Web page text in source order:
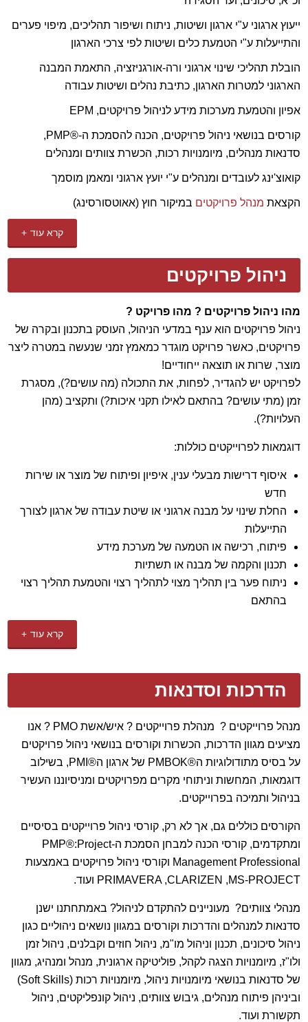
P.M. Team Ltd נבחרה לספק
פרויקטים, עבור פרויקטי תשתיות בדרום הארץ של השותפות
אלמור חשמל ואינטר אלקטריק.
בתאריך ה18/02/19 P.M. Team Ltd סיימה בהצלחה מחזור נוסף
של הקורס הציבורי:"ניהול פרויקטים מתקדם והכנה למבחן
ה®PMP
", להכשרת מנהלי פרויקטים, כמו גם שיפור מיומנויות
P.M. Team Ltd מספקת שירותי ייעוץ לגוף ה PMO
של חברת
Siemensישראל ומבצעת "תפירה" של מתודולוגיות ניהול
טכנית בניהול פרויקטים ב MS Project Server וכן
פיתוח
P.M. Team Ltd סיימה בהצלחה מחזור נוסף של הקורס
הציבורי:"
שיטות מתקדמות לניהול פרויקטי תוכנה ומערכות
מידע, Advanced methods for Managing Software & IT
Projects", להכשרת מנהלי פרויקטים בעולם התוכנה ומערכות
המידע, כמו גם שיפור מיומנויות ניהול והקניית כלים ושיטות
ספציפיים לניהול פרויקטי תוכנה ומערכות מידע.
P.M. Team Ltd סיפקה שירותי PMO
לניהול, תכנון וביצוע מגה
פרויקט של חברתחמו אהרון בע"מ במסגרת הקמת תחנת הכח
בתל צפית ובפרויקטים נוספים, לצורך
יעדים.
P.M.Team Ltd סיימה בהצלחה סדרת קורסים של
הכנה למבחן
הסמכת ה® PMP
Mobileye, IBM ו- Mellanox Technologies.
P.M. Team Ltd
מחלקת מערכות המידע שלMicron Semiconductors Israel
Ltd ואף העבירההדרכות ®PMP
למנהלים ממחלקות ההנדסה,
ייצור, תהליכים ומערכות המידע בארגון.
, החברה הלאומית
לתשתיות תחבורה בע"מ (מע"צ), המתנהל בשיתוף עם
Team Ltd משתלבים בהדרכות של
רכות, ניהול מו"מ וניהול תקשורתבמגוון קורסים משותפים של
נתיבי ישראל ולימודי חוץ של הקריה האקדמית אונו.
P.M. Team Ltd העבירה סדנה בנושא
AGILE ושיטות לניהול
פרויקטי תוכנה עבור אגף בנקאות ישירה של בנק הפועלים
P.M. Team Ltd מספקתשרותי PMO
הארץ, ומבצעתתכנון ובקרה של תכולות עבודה, לוחות זמנים,
סיכונים ותקציבים.
P.M. Team Ltd סיימה בהצלחה קורס ניהול פרויקטים מתקדם
Johnson & Johnson
.
קורס ניהול פרויקטים מתקדם והכנה למבחן הסמכת ה PMP חדש
של חברת P.M. Team יפתח בתאריך 14.02.2019. הקורס יפתח
בתל אביב ומיועד למנהלי פרויקטים, אנשי PMO, תומכי פרויקטים
וכל מי שמעוניין להתפתח בתחום ניהול הפרויקטים.הרשמו עכשיו
ייעוץ ארגוני ע"י ארגון ושיטות, ניתוח ושיפור תהליכים, מיפוי פערים
והתייעלות ע"י הטמעת כלים ושיטות לפי צרכי הארגון
הובלת תהליכי שינוי ארגוני ורה-אורגניזציה, התאמת המבנה
הארגוני למטרות הארגון, כתיבת נהלים ושיטות עבודה
אפיון והטמעת מערכות מידע לניהול פרויקטים, EPM
קורסים בנושאי ניהול פרויקטים, הכנה להסמכת ה-®PMP,
סדנאות מנהלים, מיומנויות רכות, הכשרת צוותים ומנהלים
קואוצ'ינג לעובדים ומנהלים ע"י יועץ ארגוני ומאמן מוסמך
הקצאת מנהל פרויקטים במיקור חוץ (אאוטסורסינג)
קרא עוד
ניהול פרויקטים
מהו ניהול פרויקטים ? מהו פרויקט ?
ניהול פרויקטים הוא ענף במדעי הניהול, העוסק בתכנון ובקרה של
פרויקטים, כאשר פרויקט מוגדר כמאמץ זמני שנעשה במטרה ליצר
מוצר, שרות או תוצאה ייחודיים!
לפרויקט יש להגדיר, לפחות, את התכולה (מה עושים?), מסגרת
זמן (מתי עושים? בהתאם לאילו תקני איכות?) ותקציב (מהן
העלויות?).
דוגמאות לפרוייקטים כוללות:
איסוף דרישות מבעלי ענין, איפיון ופיתוח של מוצר או שירות
חדש
החלת שינוי על מבנה ארגוני או שיטת עבודה של ארגון לצורך
התייעלות
פיתוח, רכישה או הטמעה של מערכת מידע
תכנון והקמה של מבנה או תשתיות
ניתוח פער בין תהליך מצוי לתהליך רצוי והטמעת תהליך רצוי
בהתאם
קרא עוד
הדרכות וסדנאות
מנהל פרוייקטים ? מנהלת פרוייקטים ? איש/אשת PMO ? אנו
מציעים מגוון הדרכות, הכשרות וקורסים בנושאי ניהול פרויקטים
על בסיס מתודולוגיות ה®PMBOK של ארגון ה®PMI, בשילוב
דוגמאות, המחשות וניתוחי מקרים מפרויקטים ומניסיוננו העשיר
בניהול ותמיכה בפרוייקטים.
הקורסים כוללים גם, אך לא רק, קורסי ניהול פרוייקטים בסיסיים
ומתקדמים, קורסי הכנה למבחן הסמכת ה-PMP®:Project
Management Professional וקורסי ניהול פרויקטים באמצעות
PRIMAVERA ,CLARIZEN ,MS-PROJECT ועוד.
מנהלי צוותים? מעוניינים להתקדם לניהול? באמתחתנו ישנן
סדנאות למנהלים והדרכות וקורסים במגוון נושאים ניהוליים כגון
ניהול סיכונים, תכנון וניהול מו"מ, ניהול חוזים וקבלנים, ניהול זמן
ולו"ז, מיומנויות הצגה לקהל, פוליטיקה ארגונית, מנהל ומנהיג, מגוון
של סדנאות בנושאי מיומנויות ניהול, מיומנויות רכות (Soft Skills)
וביניהן פיתוח מנהלים, גיבוש צוותים, ניהול קונפליקטים, ניהול
תקשורת ועוד.